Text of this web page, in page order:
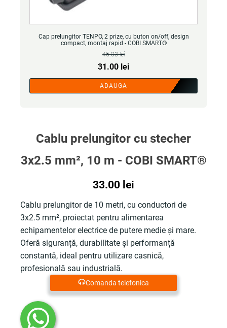
Cap prelungitor TENPO, 2 prize, cu buton on/off, design
compact, montaj rapid - COBI SMART®
45.03lei
Prețul
inițial
a
31.00 leiPrețul
curent
este:
ADAUGA
Cablu prelungitor cu stecher
3x2.5 mm², 10 m - COBI SMART®
33.00 lei
Cablu prelungitor de 10 metri, cu conductori de
3x2.5 mm², proiectat pentru alimentarea
echipamentelor electrice de putere medie și mare.
Oferă siguranță, durabilitate și performanță
constantă, ideal pentru utilizare casnică,
profesională sau industrială.
Comanda telefonica